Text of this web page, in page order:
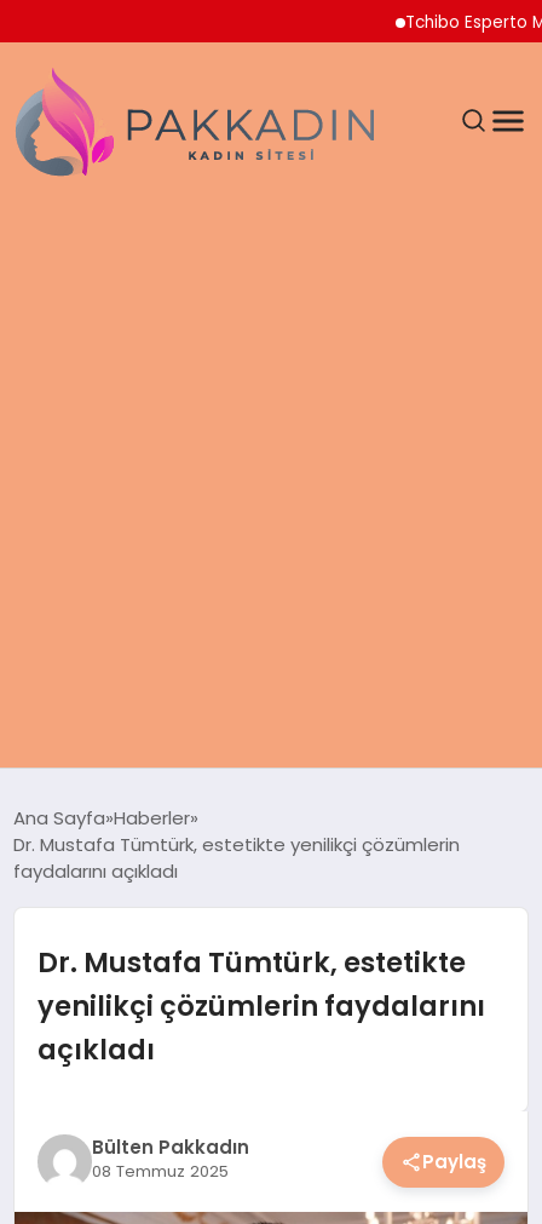
Tchibo Esperto Mini
KADIN
SPOR & FITNESS
YEMEK
Ana Sayfa Haberler
Dr. Mustafa Tümtürk, estetikte yenilikçi çözümlerin
faydalarını açıkladı
Dr. Mustafa Tümtürk, estetikte
yenilikçi çözümlerin faydalarını
açıkladı
Bülten Pakkadın
08 Temmuz 2025 Paylaş